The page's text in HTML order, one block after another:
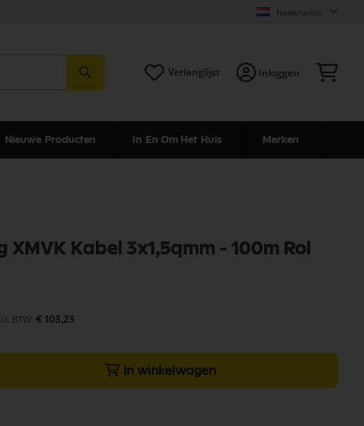
Nederlands
Verlanglijst Inloggen
Nieuwe Producten In En Om Het Huis Merken
XMVK Kabel 3x1,5qmm - 100m Rol
€ 103,23
In winkelwagen